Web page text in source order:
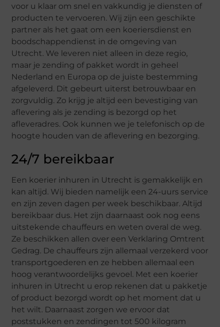
voor u klaar om snel en vakkundig je diensten of
producten te vervoeren. Wij zijn een geschikte
partner als het gaat om een koeriersdienst en
boodschappendienst in de omgeving van
Utrecht. We leveren niet alleen in deze regio,
maar je zending of pakket wordt in geheel
Nederland en Europa op de juiste bestemming
afgeleverd. Dit gebeurt uiterst betrouwbaar en
zorgvuldig. Zo krijg je altijd een bevestiging van
aflevering als je zending is bezorgd op het
afleveradres. Ook kunnen we je telefonisch op de
hoogte houden van de aflevering en bezorging.
24/7 bereikbaar
Een koerier inhuren in Utrecht is gemakkelijk en
kan altijd. Wij bieden namelijk een 24-uurs service
en zijn zeven dagen per week beschikbaar. Altijd
bereikbaar dus. Het zijn daarnaast ook nog eens
uitstekende chauffeurs en weten overal de weg.
Ze beschikken allen over een Verklaring Omtrent
Gedrag. De chauffeurs zijn allemaal verzekerd voor
transportgoederen en ze hebben allemaal een
hoog verantwoordelijks gevoel. Met een koerier
inhuren in Utrecht u erop rekenen dat u pakketje
of product bezorgd wordt op het moment dat u
het wilt. Daarnaast zorgen we ervoor dat
poststukken en zendingen tot 500 kilogram